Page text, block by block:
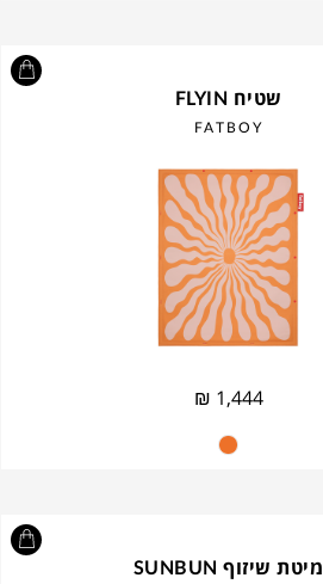
שטיח FLYIN
FATBOY
₪ 1,444
מיטת שיזוף SUNBUN